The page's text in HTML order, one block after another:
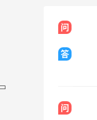
问
答
问